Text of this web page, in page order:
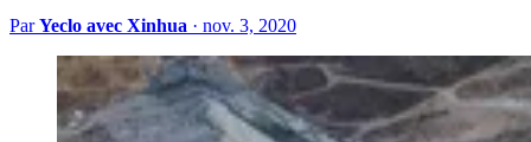
ParYeclo avec Xinhua · nov. 3, 2020